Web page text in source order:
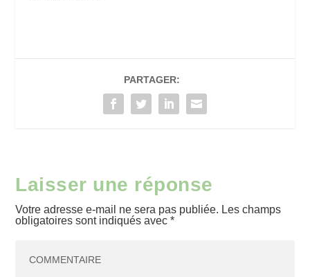
PARTAGER:
Laisser une réponse
Votre adresse e-mail ne sera pas publiée. Les champs
obligatoires sont indiqués avec*